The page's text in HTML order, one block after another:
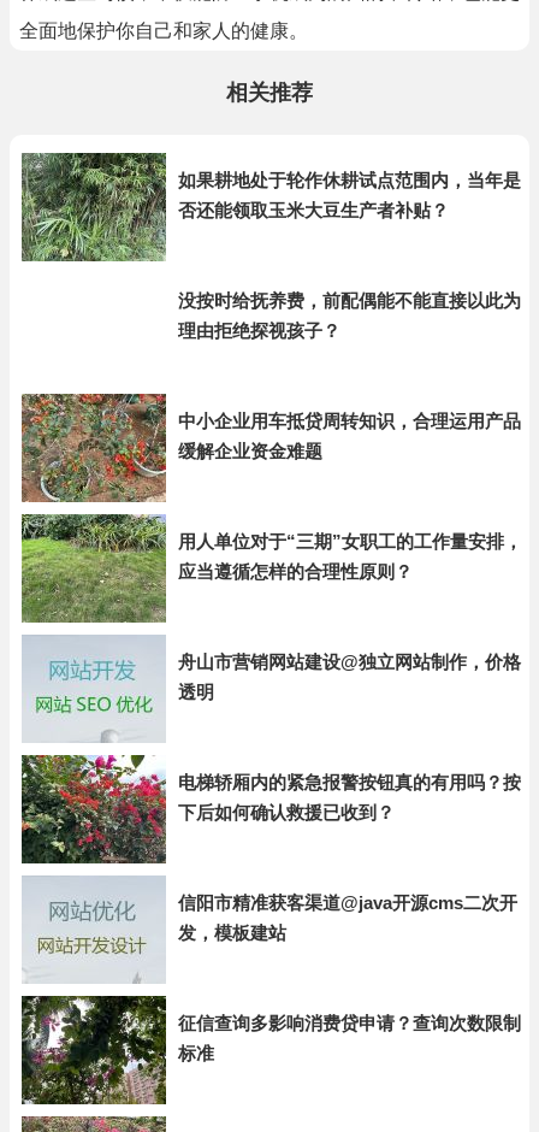
全面地保护你自己和家人的健康。
相关推荐
如果耕地处于轮作休耕试点范围内，当年是
否还能领取玉米大豆生产者补贴？
没按时给抚养费，前配偶能不能直接以此为
理由拒绝探视孩子？
中小企业用车抵贷周转知识，合理运用产品
缓解企业资金难题
用人单位对于“三期”女职工的工作量安排，
应当遵循怎样的合理性原则？
舟山市营销网站建设@独立网站制作，价格
透明
电梯轿厢内的紧急报警按钮真的有用吗？按
下后如何确认救援已收到？
信阳市精准获客渠道@java开源cms二次开
发，模板建站
征信查询多影响消费贷申请？查询次数限制
标准